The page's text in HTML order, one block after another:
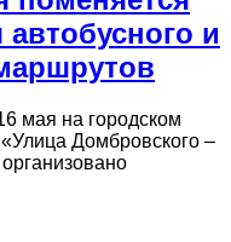
и
мая на городском
Домбровского –